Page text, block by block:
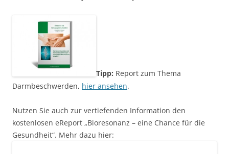
Tipp: Report zum Thema
Darmbeschwerden, hier ansehen.
Nutzen Sie auch zur vertiefenden Information den
kostenlosen eReport „Bioresonanz – eine Chance für die
Gesundheit“. Mehr dazu hier: